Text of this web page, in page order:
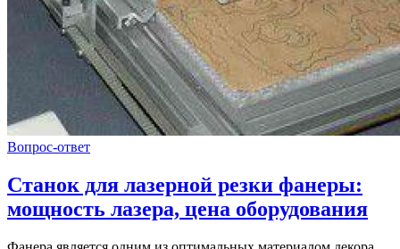
Вопрос-ответ
Станок для лазерной резки фанеры:
мощность лазера, цена оборудования